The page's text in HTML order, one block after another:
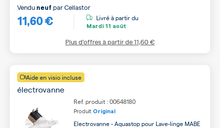
11,60 €
Vendu neuf parCellastor
Livré à partir du
Mardi 11 août
Plus d’offres à partir de11,60 €
Aide en visio incluse
électrovanne
Ref. produit : 00648180
Produit Original
Electrovanne - Aquastop pour Lave-linge MABE